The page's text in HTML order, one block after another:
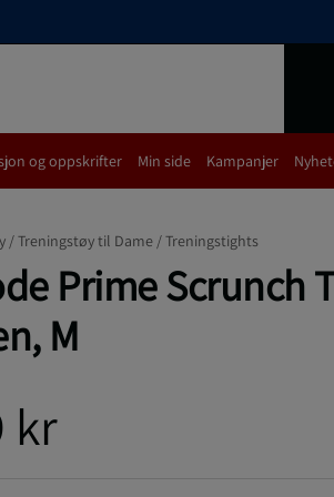
og oppskrifter Min side Kampanjer
/Treningstøy til Dame /Treningstights
Prime Scrunch
M
kr